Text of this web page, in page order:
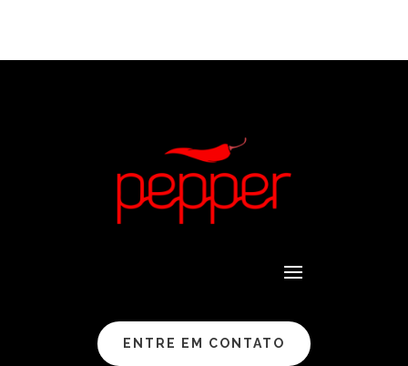
ENTRE EM CONTATO